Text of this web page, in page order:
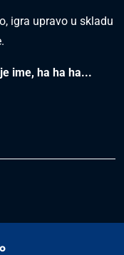
igra upravo u skladu
ime, ha ha ha...